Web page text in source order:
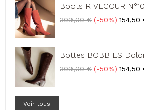
Boots RIVECOUR
Prix
309,00 € -50% Prix
154,50
Bottes BOBBIES
Prix
309,00 € -50% Prix
154,50
Voir tous